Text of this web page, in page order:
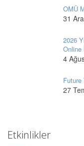
OMÜ
31
2026
Online
4
Future
27
Etkinlikler